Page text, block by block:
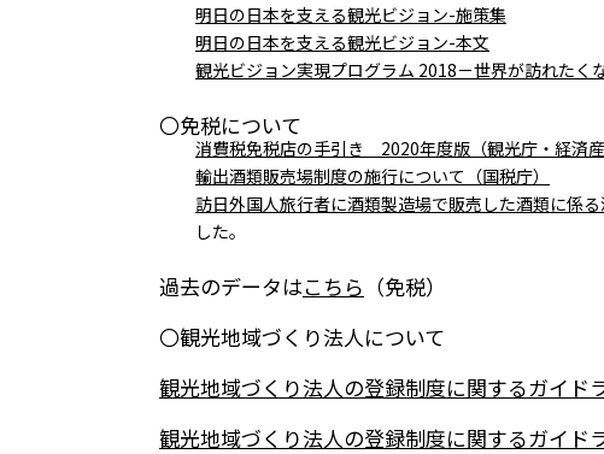
明日の日本を支える観光ビジョン-施策集
明日の日本を支える観光ビジョン-本文
観光ビジョン実現プログラム 2018－世界が訪れたく
〇免税について
消費税免税店の手引き 2020年度版（観光庁・経済産
輸出酒類販売場制度の施行について（国税庁）
訪日外国人旅行者に酒類製造場で販売した酒類に係る
した。
過去のデータはこちら （免税）
〇観光地域づくり法人について
観光地域づくり法人の登録制度に関するガイド
観光地域づくり法人の登録制度に関するガイド